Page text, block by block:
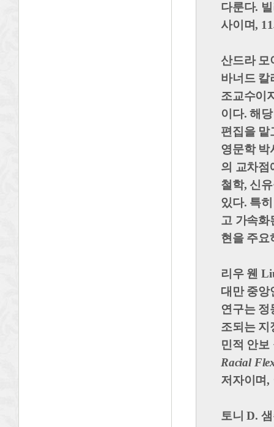
다룬다.
사이며,
산드라 모
바너드 칼
조교수이
이다. 해
편집을 맡
영문학 박
의 교차점
철학, 신
있다. 특
고 가속화
현을 주요
리우 웬
대만 중앙
연구는 정
조되는 지
민적 안
Racial
저자이며,
토니 D.